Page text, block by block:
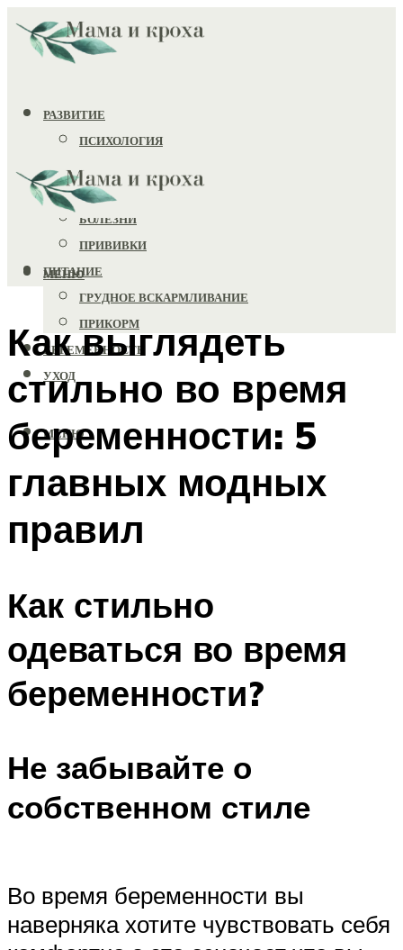
РАЗВИТИЕ
ПСИХОЛОГИЯ
ИГРУШКИ
ЗДОРОВЬЕ
БОЛЕЗНИ
ПРИВИВКИ
ПИТАНИЕ
ГРУДНОЕ ВСКАРМЛИВАНИЕ
ПРИКОРМ
БЕРЕМЕННОСТЬ
УХОД
МЕНЮ
МЕНЮ
Как выглядеть
стильно во время
беременности: 5
главных модных
правил
Как стильно
одеваться во время
беременности?
Не забывайте о
собственном стиле
Во время беременности вы
наверняка хотите чувствовать себя